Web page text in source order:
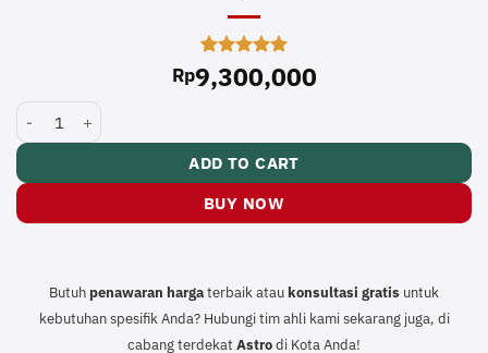
Rated5
out of 5
1
rating
Rp9,300,000
Mesin Es Bingsoo SF-080A quantity
ADD TO CART
BUY NOW
Butuh penawaran hargaterbaik atau konsultasi gratis untuk
kebutuhan spesifik Anda? Hubungi tim ahli kami sekarang juga, di
cabang terdekat Astrodi Kota Anda!